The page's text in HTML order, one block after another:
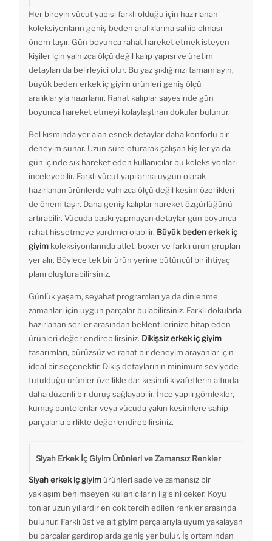
Her bireyin vücut yapısı farklı olduğu için hazırlanan
koleksiyonların geniş beden aralıklarına sahip olması
önem taşır. Gün boyunca rahat hareket etmek isteyen
kişiler için yalnızca ölçü değil kalıp yapısı ve üretim
detayları da belirleyici olur. Bu yaz şıklığınızı tamamlayın,
büyük beden erkek iç giyim ürünleri geniş ölçü
aralıklarıyla hazırlanır. Rahat kalıplar sayesinde gün
boyunca hareket etmeyi kolaylaştıran dokular bulunur.
Bel kısmında yer alan esnek detaylar daha konforlu bir
deneyim sunar. Uzun süre oturarak çalışan kişiler ya da
gün içinde sık hareket eden kullanıcılar bu koleksiyonları
inceleyebilir. Farklı vücut yapılarına uygun olarak
hazırlanan ürünlerde yalnızca ölçü değil kesim özellikleri
de önem taşır. Daha geniş kalıplar hareket özgürlüğünü
artırabilir. Vücuda baskı yapmayan detaylar gün boyunca
rahat hissetmeye yardımcı olabilir. Büyük beden erkek iç
giyim koleksiyonlarında atlet, boxer ve farklı ürün grupları
yer alır. Böylece tek bir ürün yerine bütüncül bir ihtiyaç
planı oluşturabilirsiniz.
Günlük yaşam, seyahat programları ya da dinlenme
zamanları için uygun parçalar bulabilirsiniz. Farklı dokularla
hazırlanan seriler arasından beklentilerinize hitap eden
ürünleri değerlendirebilirsiniz. Dikişsiz erkek iç giyim
tasarımları, pürüzsüz ve rahat bir deneyim arayanlar için
ideal bir seçenektir. Dikiş detaylarının minimum seviyede
tutulduğu ürünler özellikle dar kesimli kıyafetlerin altında
daha düzenli bir duruş sağlayabilir. İnce yapılı gömlekler,
kumaş pantolonlar veya vücuda yakın kesimlere sahip
parçalarla birlikte değerlendirebilirsiniz.
Siyah Erkek İç Giyim Ürünleri ve Zamansız Renkler
Siyah erkek iç giyim ürünleri sade ve zamansız bir
yaklaşım benimseyen kullanıcıların ilgisini çeker. Koyu
tonlar uzun yıllardır en çok tercih edilen renkler arasında
bulunur. Farklı üst ve alt giyim parçalarıyla uyum yakalayan
bu parçalar gardıroplarda geniş yer bulur. İş ortamından